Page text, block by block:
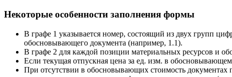
Некоторые особенности заполнения формы
В графе 1 указывается номер, состоящий из двух групп
обосновывающего документа (например, 1.1).
В графе 2 для каждой позиции материальных ресурсов и
Если текущая отпускная цена за ед. изм. в
При отсутствии в обосновывающих стоимость